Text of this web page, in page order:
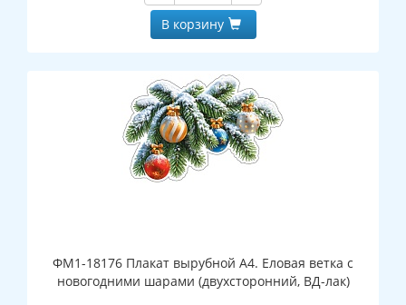
В корзину
ФМ1-18176 Плакат вырубной А4. Еловая ветка с
новогодними шарами (двухсторонний, ВД-лак)